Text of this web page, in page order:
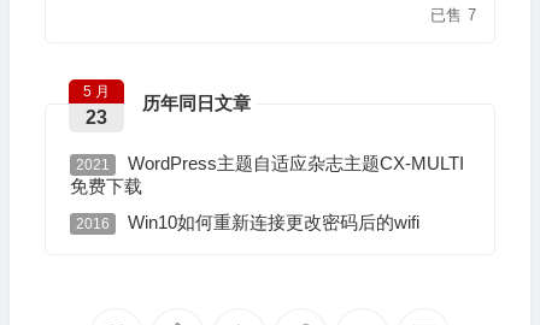
已售 7
历年同日文章
5 月
23
2021
WordPress主题自适应杂志主题CX-MULTI
免费下载
2016 Win10如何重新连接更改密码后的wifi